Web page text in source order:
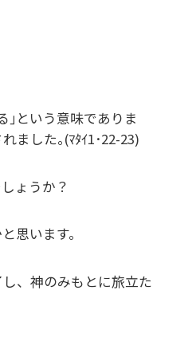
｣という意味でありま
ました｡(ﾏﾀｲ1･22-23)
ょうか？
思います。
、神のみもとに旅立た